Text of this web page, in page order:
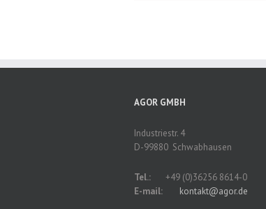
AGOR GMBH
Industriestr. 4
D-99880 Schwabhausen
Tel.: +49 (0)36256 8614-0
E-mail:
kontakt@agor.de